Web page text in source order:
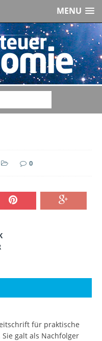
MENU
0
für praktische
galt als Nachfolger